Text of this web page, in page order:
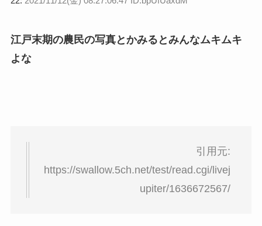
江戸末期の農民の写真とかみるとみんなムキムキ
よな
引用元:
https://swallow.5ch.net/test/read.cgi/livej
upiter/1636672567/